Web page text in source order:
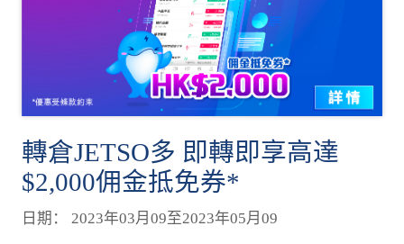
轉倉JETSO多 即轉即享高達
$2,000佣金抵免券*
日期： 2023年03月09至2023年05月09